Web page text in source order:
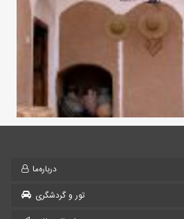
درباره‌ما
تور و گردشگری